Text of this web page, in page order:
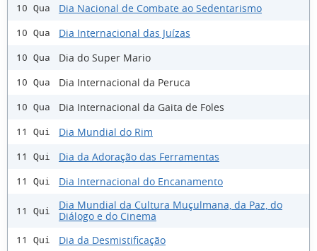
10 Qua Dia Nacional de Combate ao Sedentarismo
10 Qua Dia Internacional das Juízas
10 Qua Dia do Super Mario
10 Qua Dia Internacional da Peruca
10 Qua Dia Internacional da Gaita de Foles
11 Qui Dia Mundial do Rim
11 Qui Dia da Adoração das Ferramentas
11 Qui Dia Internacional do Encanamento
11 Qui
Dia Mundial da Cultura Muçulmana, da Paz, do
Diálogo e do Cinema
11 Qui Dia da Desmistificação